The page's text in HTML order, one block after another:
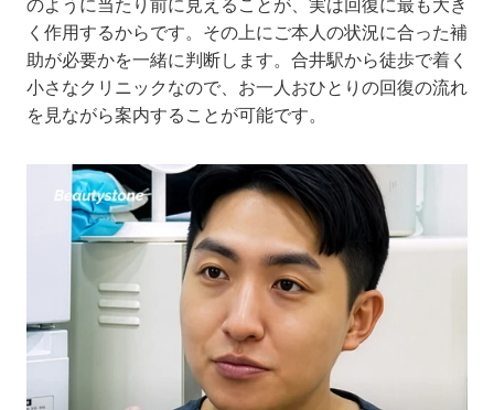
のように当たり前に見えることが、実は回復に最も大き
く作用するからです。その上にご本人の状況に合った補
助が必要かを一緒に判断します。合井駅から徒歩で着く
小さなクリニックなので、お一人おひとりの回復の流れ
を見ながら案内することが可能です。